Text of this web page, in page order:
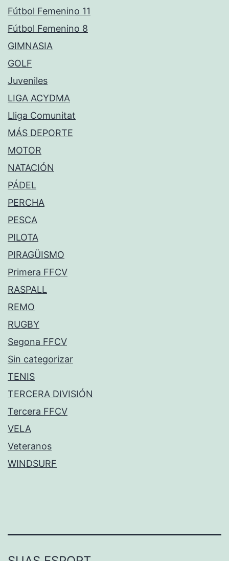
Fútbol Femenino 11
Fútbol Femenino 8
GIMNASIA
GOLF
Juveniles
LIGA ACYDMA
Lliga Comunitat
MÁS DEPORTE
MOTOR
NATACIÓN
PÁDEL
PERCHA
PESCA
PILOTA
PIRAGÜISMO
Primera FFCV
RASPALL
REMO
RUGBY
Segona FFCV
Sin categorizar
TENIS
TERCERA DIVISIÓN
Tercera FFCV
VELA
Veteranos
WINDSURF